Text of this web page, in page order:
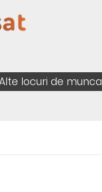
locuri de munca